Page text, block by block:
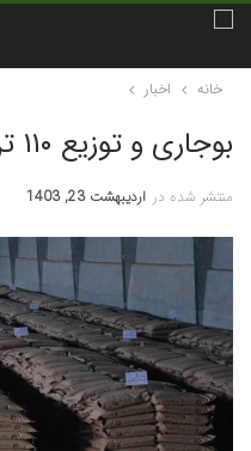
خانه اخبار
بوجاری و توزیع ۱۱۰ تن بذر سویا رقم تپور
منتشر شده در اردیبهشت 23, 1403